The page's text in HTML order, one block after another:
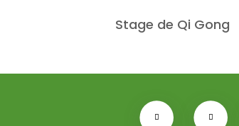
Stage de Qi Gong